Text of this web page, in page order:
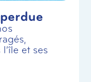
et ses